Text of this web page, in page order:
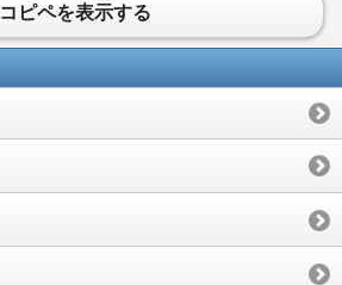
コピペを表示する